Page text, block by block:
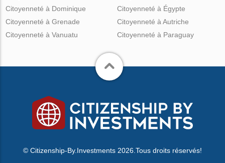
Citoyenneté à Dominique
Citoyenneté à Grenade
Citoyenneté à Vanuatu
Citoyenneté à Égypte
Citoyenneté à Autriche
Citoyenneté à Paraguay
© Citizenship-By.Investments 2026.Tous droits réservés!